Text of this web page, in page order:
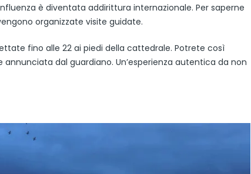
è diventata addirittura internazionale. Per saperne
organizzate visite guidate.
fino alle 22 ai piedi della cattedrale. Potrete così
annunciata dal guardiano. Un’esperienza autentica da non